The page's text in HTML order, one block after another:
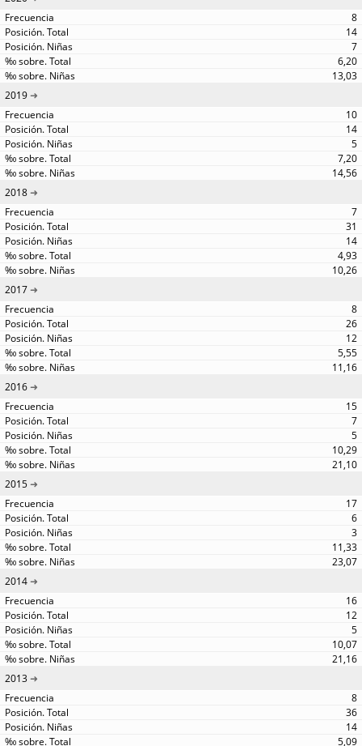
8
14
7
6,20
13,03
2019
10
14
5
7,20
14,56
2018
7
31
14
4,93
10,26
2017
8
26
12
5,55
11,16
2016
15
7
5
10,29
21,10
2015
17
6
3
11,33
23,07
2014
16
12
5
10,07
21,16
2013
8
36
14
5,09